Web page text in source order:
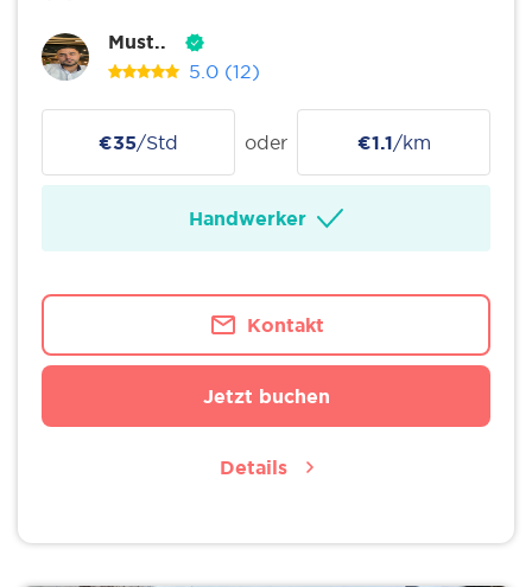
Must..
5.0 (12)
€35/Std oder €1.1/km
Handwerker
Kontakt
Jetzt buchen
Details